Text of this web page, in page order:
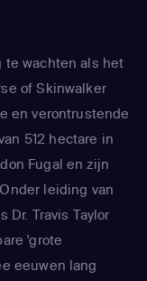
te wachten als het
of Skinwalker
en verontrustende
512 hectare in
Fugal en zijn
leiding van
Dr. Travis Taylor
'grote
eeuwen lang